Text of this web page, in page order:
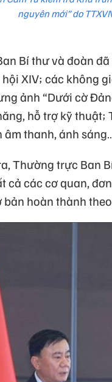
nguyên mới” do
Bí thư và đoàn
XIV; các không
ảnh “Dưới cờ
hỗ trợ kỹ
âm thanh, ánh
Thường trực Ban
cả các cơ quan,
hoàn thành